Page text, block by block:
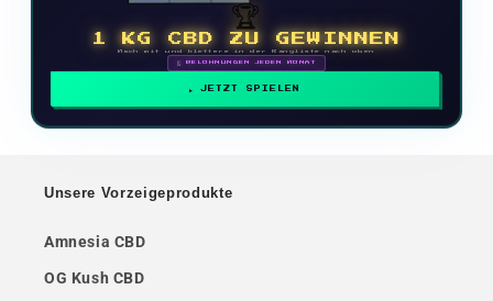
🏆
1 KG CBD ZU GEWINNEN
Mach mit und klettere in der Rangliste nach oben
🗓 BELOHNUNGEN JEDEN MONAT
JETZT SPIELEN
Unsere Vorzeigeprodukte
Amnesia CBD
OG Kush CBD